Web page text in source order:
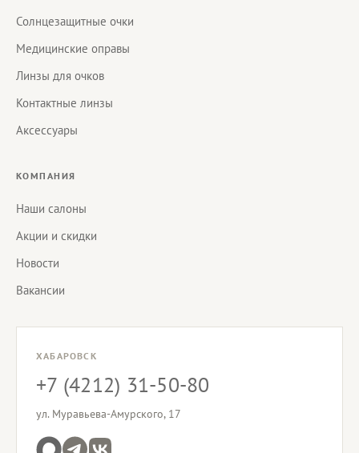
Солнцезащитные очки
Медицинские оправы
Линзы для очков
Контактные линзы
Аксессуары
КОМПАНИЯ
Наши салоны
Акции и скидки
Новости
Вакансии
ХАБАРОВСК
+7 (4212) 31-50-80
ул. Муравьева-Амурского, 17